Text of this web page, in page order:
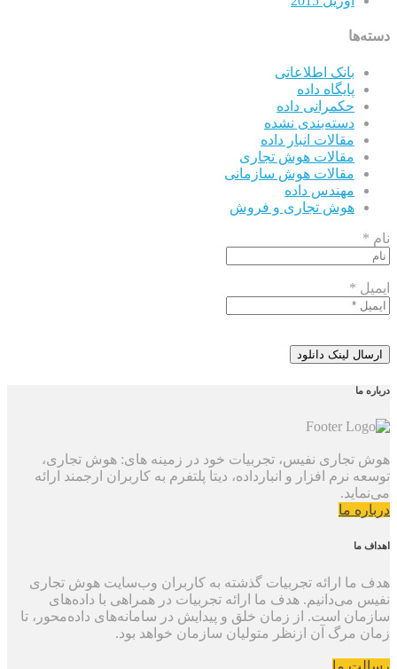
دسته‌ها
بانک اطلاعاتی
پایگاه داده
حکمرانی داده
دسته‌بندی نشده
مقالات انبار داده
مقالات هوش تجاری
مقالات هوش سازمانی
مهندس داده
هوش تجاری و فروش
نام *
ایمیل *
درباره ما
هوش تجاری نفیس، تجربیات خود در زمینه های: هوش تجاری،
توسعه نرم افزار و انبارداده، دیتا پلتفرم به کاربران ارجمند ارائه
می‌نماید.
درباره ما
اهداف ما
هدف ما ارائه تجربیات گذشته به کاربران وب‌سایت هوش تجاری
نفیس می‌دانیم. هدف ما ارائه تجربیات در همراهی با داده‌های
سازمان است. از زمان خلق و پیدایش در سامانه‌های داده‌محور، تا
زمان مرگ آن ازنظر متولیان سازمان خواهد بود.